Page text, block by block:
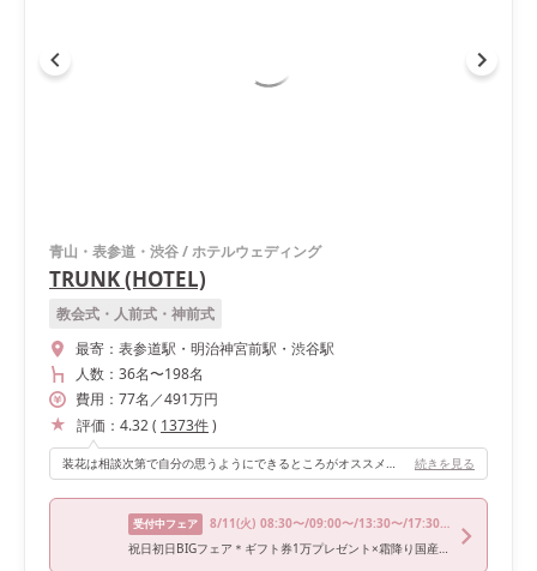
青山・表参道・渋谷/ホテルウェディング
TRUNK (HOTEL)
教会式・人前式・神前式
最寄： 表参道駅・明治神宮前駅・渋谷駅
人数： 36名〜198名
費用： 77名 ／491万円
評価： 4.32( 1373件)
装花は相談次第で自分の思うようにできるところがオススメのポイント！ これ言っても大丈夫かしら。。？ということも全部相談してみてください！私はとてもお気に入りの高砂ができました。 続きを見る
受付中フェア 8/11(火) 08:30〜/09:00〜/13:30〜/17:30〜
祝日初日BIGフェア＊ギフト券1万プレゼント×霜降り国産牛試食